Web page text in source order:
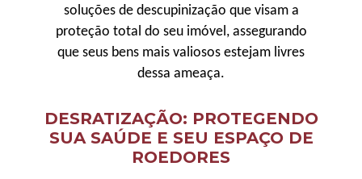
soluções de descupinização que visam a
proteção total do seu imóvel, assegurando
que seus bens mais valiosos estejam livres
dessa ameaça.
DESRATIZAÇÃO: PROTEGENDO
SUA SAÚDE E SEU ESPAÇO DE
ROEDORES